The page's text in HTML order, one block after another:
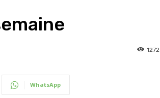
1272
WhatsApp